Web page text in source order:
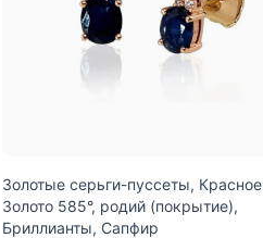
Золотые серьги-пуссеты, Красное
Золото 585°, родий (покрытие),
Бриллианты, Сапфир